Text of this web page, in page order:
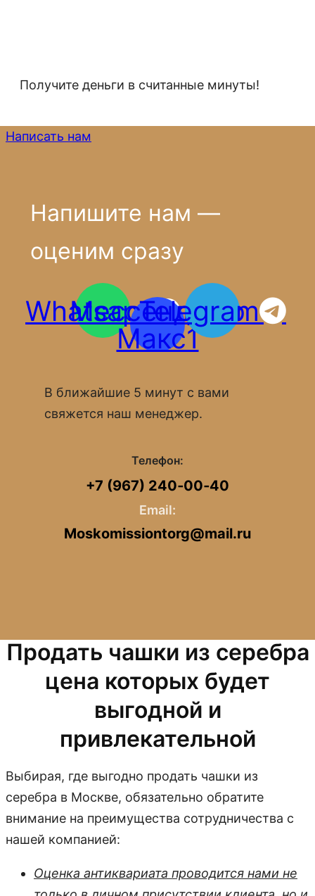
Получите деньги в считанные минуты!
Написать нам
Напишите нам —
оценим сразу
Whatsapp
Мессенджер
Макс1
Telegram
В ближайшие 5 минут с вами
свяжется наш менеджер.
Телефон:
+7 (967) 240‑00‑40
Email:
Moskomissiontorg@mail.ru
Продать чашки из серебра
цена которых будет
выгодной и
привлекательной
Выбирая, где выгодно продать чашки из
серебра в Москве, обязательно обратите
внимание на преимущества сотрудничества с
нашей компанией:
Оценка антиквариата проводится нами не